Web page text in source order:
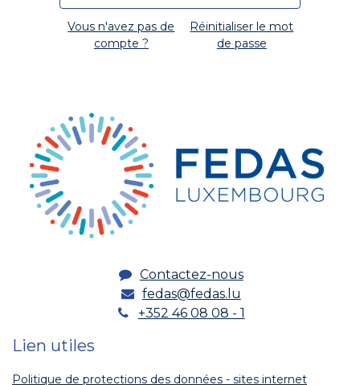
Vous n'avez pas de
compte ?
Réinitialiser le mot
de passe
Contactez-nous
fedas@fedas.lu
+352 46 08 08 - 1
Lien utiles
Politique de protections des données - sites internet